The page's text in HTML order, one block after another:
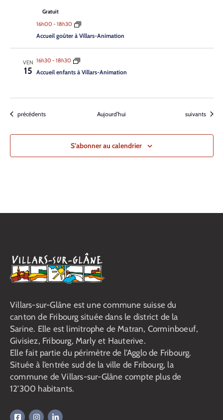
Gratuit
16h00 - 18h30
Accueil goûter à Villars-Animation
VEN
15
16h30 - 18h30
Accueil enfants à Villars-Animation
Évènements
précédents Aujourd’hui Évènements
suivants
S’abonner au calendrier
Villars-sur-Glâne est une commune suisse du
canton de Fribourg située dans le district de la
Sarine. Elle est limitrophe de Matran, Corminboeuf,
Givisiez, Fribourg, Marly et Hauterive.
Elle fait partie du périmètre de l’Agglo de Fribourg.
Située à l’entrée sud de la ville de Fribourg, la
commune de Villars-sur-Glâne compte plus de
12’300 habitants.